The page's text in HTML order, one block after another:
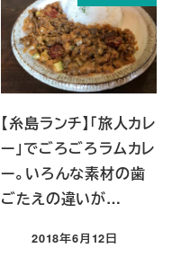
【糸島ランチ】「旅人カレ
ー」でごろごろラムカレ
ー。いろんな素材の歯
ごたえの違いが…
投稿日
2018年6月12日